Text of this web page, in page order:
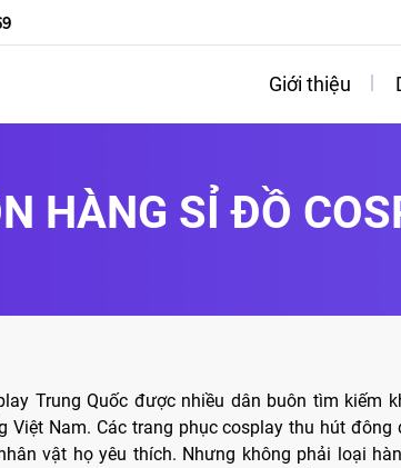
Giới thiệu
HÀNG SỈ ĐỒ
Trung Quốc được nhiều dân buôn tìm kiếm
Việt Nam. Các trang phục cosplay thu hút
vật họ yêu thích. Nhưng không phải loại